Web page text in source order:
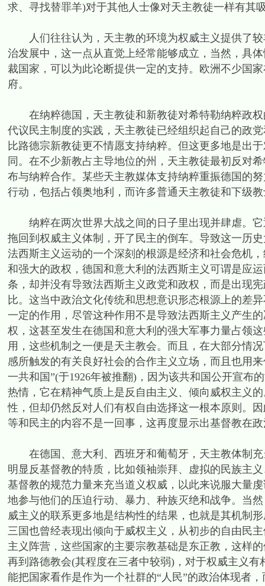
求、寻找替罪羊)对于其他人士像对天主教徒一样有其
人们往往认为，天主教的环境为权威主义提供了较
治发展中，这一点从直觉上经常能够成立，当然，具
裁国家，可以为此论断提供一定的支持。欧洲不少国
府。
在纳粹德国，天主教徒和新教徒对希特勒纳粹政权
代议民主制度的实践，天主教徒已经组织起自己的政
比路德宗新教徒更不情愿支持纳粹。但这更多地是出
同。在不少新教占主导地位的州，天主教徒最初反对
布与纳粹合作。某些天主教媒体支持纳粹重振德国的
行动，包括占领奥地利，而许多普通天主教徒和下级
纳粹在两次世界大战之间的日子里出现并肆虐。它
拖回到权威主义体制，开了民主的倒车。导致这一历
法西斯主义运动的一个深刻的根源是经济和社会危机
和强大的政权，德国和意大利的法西斯主义可谓是应
条，却并没有导致法西斯主义政党和政权，而是出现
比。这当中政治文化传统和思想意识形态根源上的差
一定的作用，尽管这种作用不是导致法西斯主义产生
权，这甚至发生在德国和意大利的强大军事力量占领
用，这些机制之一便是天主教会。而且，在大部分情
感所触发的有关良好社会的合作主义立场，而且也用
一共和国”(于1926年被推翻)，因为该共和国公开宣布
热情，它在精神气质上是反自由主义、倾向威权主义
性，但却仍然反对人们有权自由选择这一根本原则。
等和民主的内容不是一回事，这再度显示出基督教在
在德国、意大利、西班牙和葡萄牙，天主教体制充
明显反基督教的特质，比如领袖崇拜、虚拟的民族主
基督教的规范力量来充当道义权威，以此来说服大量
地参与他们的压迫行动、暴力、种族灭绝和战争。当
威主义的联系更多地是结构性的结果，也就是其机制
三国也曾经表现出倾向于威权主义，从初步的自由民
主义阵营，这些国家的主要宗教基础是东正教，这样
再到路德教会(其程度在三者中较弱)，对于权威主义
能把国家看作是作为一个社群的“人民”的政治体现者